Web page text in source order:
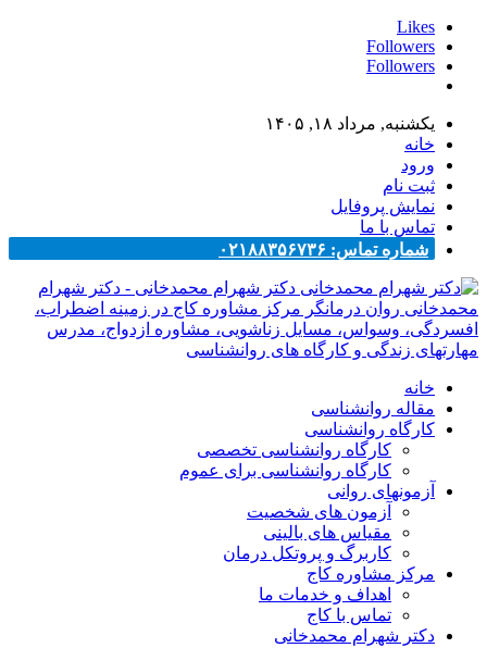
Likes
Followers
Followers
یکشنبه, مرداد ۱۸, ۱۴۰۵
خانه
ورود
ثبت نام
نمایش پروفایل
تماس با ما
شماره تماس: ۰۲۱۸۸۳۵۶۷۳۶
دکتر شهرام محمدخانی - دکتر شهرام
محمدخانی روان درمانگر مرکز مشاوره کاج در زمینه اضطراب،
افسردگی، وسواس، مسایل زناشویی، مشاوره ازدواج، مدرس
مهارتهای زندگی و کارگاه های روانشناسی
خانه
مقاله روانشناسی
کارگاه روانشناسی
کارگاه روانشناسی تخصصی
کارگاه روانشناسی برای عموم
آزمونهای روانی
آزمون های شخصیت
مقیاس های بالینی
کاربرگ و پروتکل درمان
مرکز مشاوره کاج
اهداف و خدمات ما
تماس با کاج
دکتر شهرام محمدخانی